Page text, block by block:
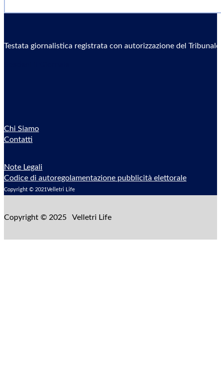
Testata giornalistica registrata con autorizzazione del
Chi Siamo
Contatti
Note Legali
Codice di autoregolamentazione pubblicità elettorale
Copyright © 2021Velletri Life
Copyright © 2025 Velletri Life